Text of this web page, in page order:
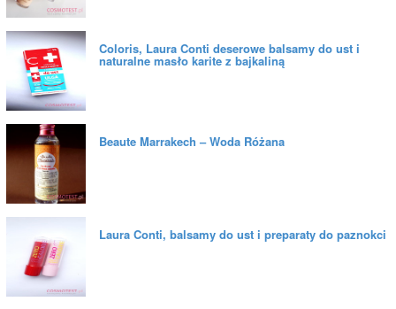
Coloris, Laura Conti deserowe balsamy do ust i
naturalne masło karite z bajkaliną
Beaute Marrakech – Woda Różana
Laura Conti, balsamy do ust i preparaty do paznokci